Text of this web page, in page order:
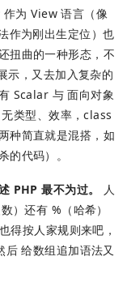
作为 View 语言（像
为刚出生定位）也
扭曲的一种形态，不
示，又去加入复杂的
Scalar 与 面向对象
类型、效率，class
种简直就是混搭，如
的代码）。
PHP 最不为过。
人
）还有 %（哈希）
得按人家规则来吧，
给数组追加语法又